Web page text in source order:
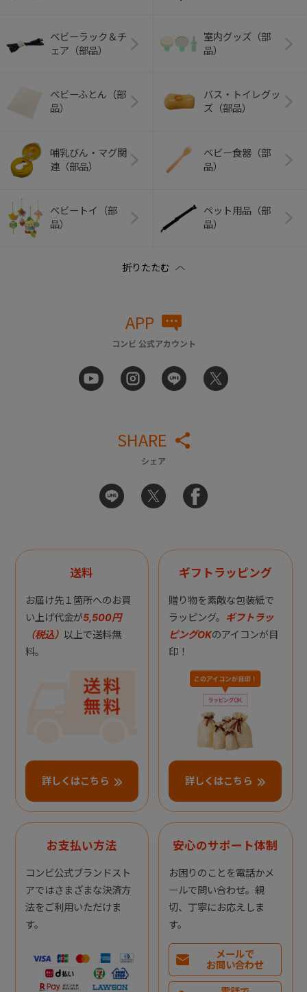
ベビーラック＆チ
ェア（部品）
室内グッズ（部
品）
ベビーふとん（部
品）
バス・トイレグッ
ズ（部品）
哺乳びん・マグ関
連（部品）
ベビー食器（部
品）
ベビートイ（部
品）
ペット用品（部
品）
APP
コンビ 公式アカウント
SHARE
シェア
送料
お届け先１箇所へのお買
い上げ代金が5,500円
（税込） 以上で送料無
料。
詳しくはこちら
ギフトラッピング
贈り物を素敵な包装紙で
ラッピング。 ギフトラッ
ピングOKのアイコンが目
印！
詳しくはこちら
お支払い方法
コンビ公式ブランドスト
アではさまざまな決済方
法をご利用いただけま
す。
安心のサポート体制
お困りのことを電話かメ
ールで問い合わせ。親
切、丁寧にお応えしま
す。
メールで
お問い合わせ